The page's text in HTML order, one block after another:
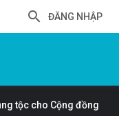
ĐĂNG NHẬP
tộc cho Cộng đồng